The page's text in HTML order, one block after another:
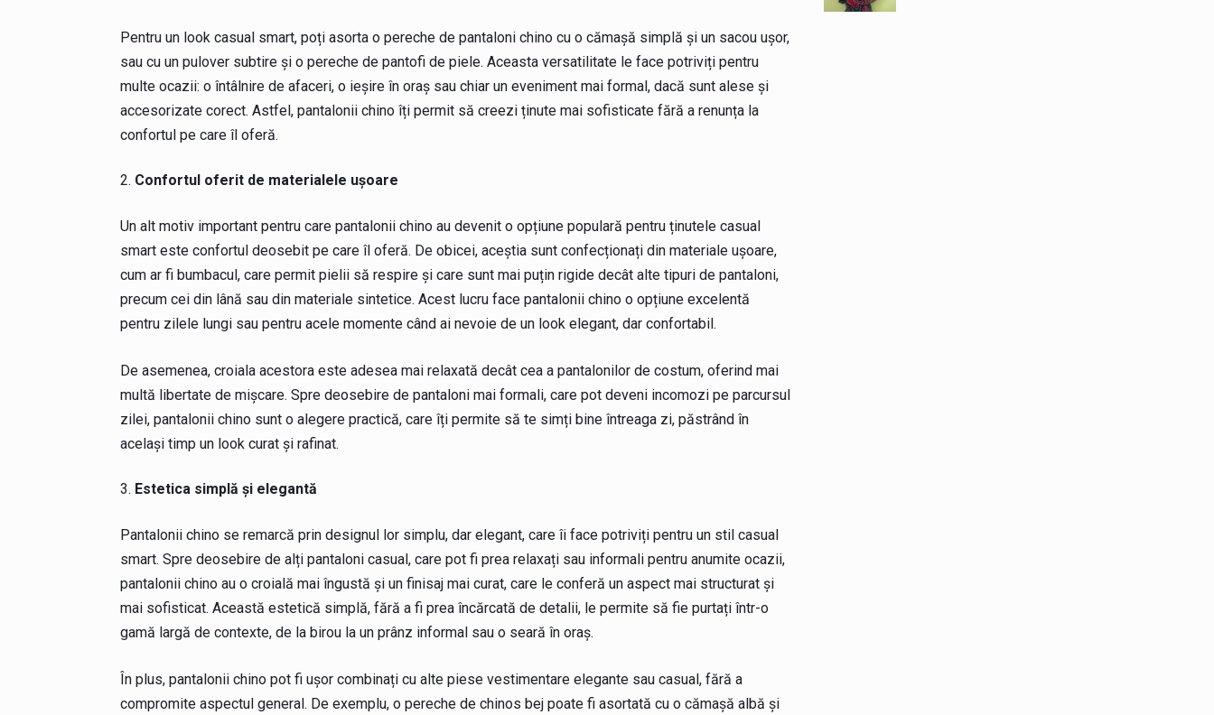
Pentru un look casual smart, poți asorta o pereche de pantaloni chino cu o cămașă simplă și un sacou ușor,
sau cu un pulover subtire și o pereche de pantofi de piele. Aceasta versatilitate le face potriviți pentru
multe ocazii: o întâlnire de afaceri, o ieșire în oraș sau chiar un eveniment mai formal, dacă sunt alese și
accesorizate corect. Astfel, pantalonii chino îți permit să creezi ținute mai sofisticate fără a renunța la
confortul pe care îl oferă.
Confortul oferit de materialele ușoare
Un alt motiv important pentru care pantalonii chino au devenit o opțiune populară pentru ținutele casual
smart este confortul deosebit pe care îl oferă. De obicei, aceștia sunt confecționați din materiale ușoare,
cum ar fi bumbacul, care permit pielii să respire și care sunt mai puțin rigide decât alte tipuri de pantaloni,
precum cei din lână sau din materiale sintetice. Acest lucru face pantalonii chino o opțiune excelentă
pentru zilele lungi sau pentru acele momente când ai nevoie de un look elegant, dar confortabil.
De asemenea, croiala acestora este adesea mai relaxată decât cea a pantalonilor de costum, oferind mai
multă libertate de mișcare. Spre deosebire de pantaloni mai formali, care pot deveni incomozi pe parcursul
zilei, pantalonii chino sunt o alegere practică, care îți permite să te simți bine întreaga zi, păstrând în
același timp un look curat și rafinat.
Estetica simplă și elegantă
Pantalonii chino se remarcă prin designul lor simplu, dar elegant, care îi face potriviți pentru un stil casual
smart. Spre deosebire de alți pantaloni casual, care pot fi prea relaxați sau informali pentru anumite ocazii,
pantalonii chino au o croială mai îngustă și un finisaj mai curat, care le conferă un aspect mai structurat și
mai sofisticat. Această estetică simplă, fără a fi prea încărcată de detalii, le permite să fie purtați într-o
gamă largă de contexte, de la birou la un prânz informal sau o seară în oraș.
În plus, pantalonii chino pot fi ușor combinați cu alte piese vestimentare elegante sau casual, fără a
compromite aspectul general. De exemplu, o pereche de chinos bej poate fi asortată cu o cămașă albă și